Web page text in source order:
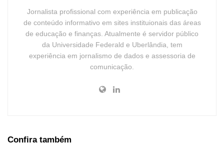
Jornalista profissional com experiência em publicação
de conteúdo informativo em sites instituionais das áreas
de educação e finanças. Atualmente é servidor público
da Universidade Federald e Uberlândia, tem
experiência em jornalismo de dados e assessoria de
comunicação.
Confira também